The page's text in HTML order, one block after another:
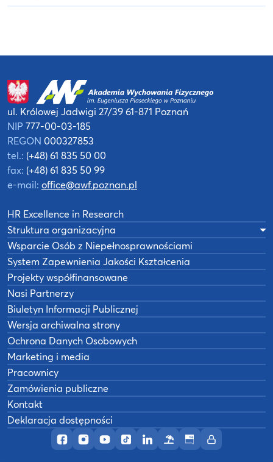
Profil AWF Poznań w serwisie Facebook
Profil AWF Poznań w serwisie Instagram
Profil AWF Poznań w serwisie YouTube
Profil AWF Poznań w serwisie
Profil AWF Poznań w
OśrodekBiuletynIntranet
ul. Królowej Jadwigi 27/3961-871 Poznań
NIP 777-00-03-185
REGON 000327853
tel.: (+48) 61 835 50 00
fax: (+48) 61 835 50 99
e-mail: office@awf.poznan.pl
HR Excellence in Research
Struktura organizacyjna
Wsparcie Osób z Niepełnosprawnościami
System Zapewnienia Jakości Kształcenia
Projekty współfinansowane
Nasi Partnerzy
Biuletyn Informacji Publicznej
Wersja archiwalna strony
Ochrona Danych Osobowych
Marketing i media
Pracownicy
Zamówienia publiczne
Kontakt
Deklaracja dostępności